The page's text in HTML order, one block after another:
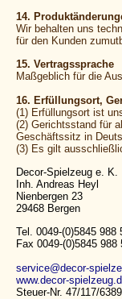
14.
Wir behalten uns
für den Kunden
15. Vertragssprache
Maßgeblich für die
16. Erfüllungsort,
(1) Erfüllungsort ist
(2) Gerichtsstand für
Geschäftssitz in
(3) Es gilt
Decor-Spielzeug e. K.
Inh. Andreas Heyl
Nienbergen 23
29468 Bergen
Tel. 0049-(0)5845 988
Fax 0049-(0)5845 988
service@decor-
www.decor-
Steuer-Nr. 47/117/